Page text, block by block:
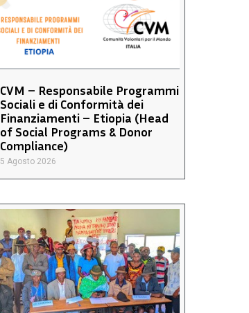
CVM – Responsabile Programmi
Sociali e di Conformità dei
Finanziamenti – Etiopia (Head
of Social Programs & Donor
Compliance)
5 Agosto 2026